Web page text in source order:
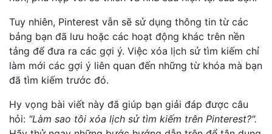
Tuy nhiên, Pinterest vẫn sẽ sử dụng thông tin từ các
bảng bạn đã lưu hoặc các hoạt động khác trên nền
tảng để đưa ra các gợi ý. Việc xóa lịch sử tìm kiếm chỉ
làm mới các gợi ý liên quan đến những từ khóa mà bạn
đã tìm kiếm trước đó.
Hy vọng bài viết này đã giúp bạn giải đáp được câu
hỏi: "Làm sao tôi xóa lịch sử tìm kiếm trên Pinterest?".